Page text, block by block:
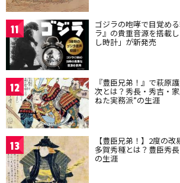
11 ゴジラの咆哮で目覚め
ラ』の貴重音源を搭載
し時計」が新発売
12 『豊臣兄弟！』で萩原
次とは？秀長・秀吉・
ねた実務派”の生涯
13 【豊臣兄弟！】2度の
多賀秀種とは？豊臣秀
の生涯